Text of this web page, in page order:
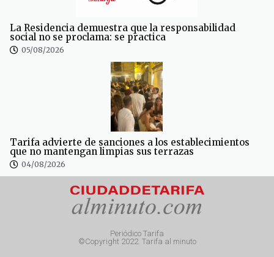
La Residencia demuestra que la responsabilidad
social no se proclama: se practica
05/08/2026
Tarifa advierte de sanciones a los establecimientos
que no mantengan limpias sus terrazas
04/08/2026
Periódico Tarifa
©Copyright 2022. Tarifa al minuto